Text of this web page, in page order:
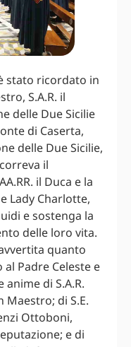
stato ricordato in
S.A.R. il
delle Due Sicilie
di Caserta,
delle Due Sicilie,
il
il Duca e la
Lady Charlotte,
e sostenga la
delle loro vita.
quanto
Padre Celeste e
di S.A.R.
Maestro; di S.E.
Ottoboni,
e di